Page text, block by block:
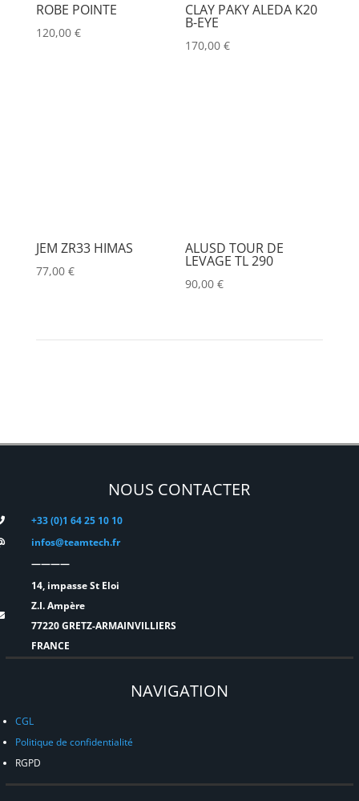
ROBE POINTE
120,00 €
CLAY PAKY ALEDA K20
B-EYE
170,00€
JEM ZR33 HIMAS
77,00 €
ALUSD TOUR DE
LEVAGE TL 290
90,00€
NOUS CONTACTER
+33 (0)1 64 25 10 10
infos@teamtech.fr
————
14, impasse St Eloi
Z.I. Ampère
77220 GRETZ-ARMAINVILLIERS
FRANCE
NAVIGATION
CGL
Politique de confidentialité
RGPD